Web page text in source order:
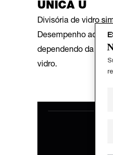
UNICA U
Divisória de vidro
Desempenho
dependendo da
vidro.